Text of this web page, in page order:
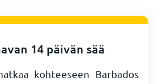
14 päivän sää
kohteeseen Barbados